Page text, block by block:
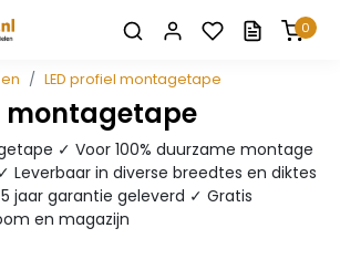
0
LED profiel montagetape
montagetape
✓ Voor 100% duurzame montage
Leverbaar in diverse breedtes en diktes
jaar garantie geleverd ✓ Gratis
en magazijn